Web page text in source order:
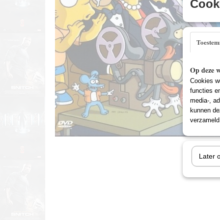
Op deze
Cookies
functies
media-,
kunnen
Later